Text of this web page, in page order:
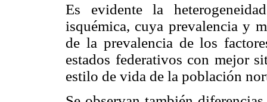
Es evidente la
isquémica, cuya prevalencia y
de la prevalencia de los
estados federativos con mejor
estilo de vida de la población